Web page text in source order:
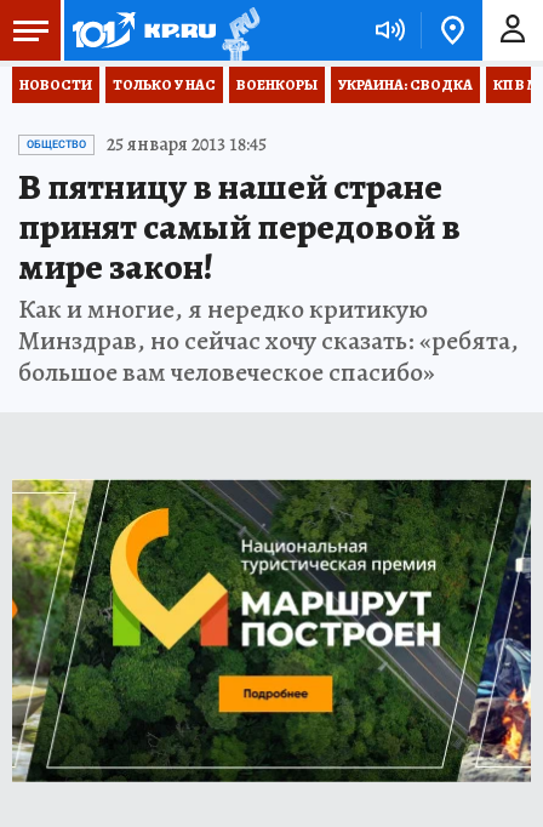
НОВОСТИ ТОЛЬКО У НАС ВОЕНКОРЫ УКРАИНА: СВОДКА КП В
ОБЩЕСТВО 25 января 2013 18:45
В пятницу в нашей стране
принят самый передовой в
мире закон!
Как и многие, я нередко критикую
Минздрав, но сейчас хочу сказать: «ребята,
большое вам человеческое спасибо»